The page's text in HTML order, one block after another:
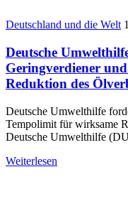
Deutschland und die Welt
Deutsche
Geringverdiener
Reduktion des
Deutsche Umwelthilfe
Tempolimit für wirksame
Deutsche Umwelthilfe
Weiterlesen